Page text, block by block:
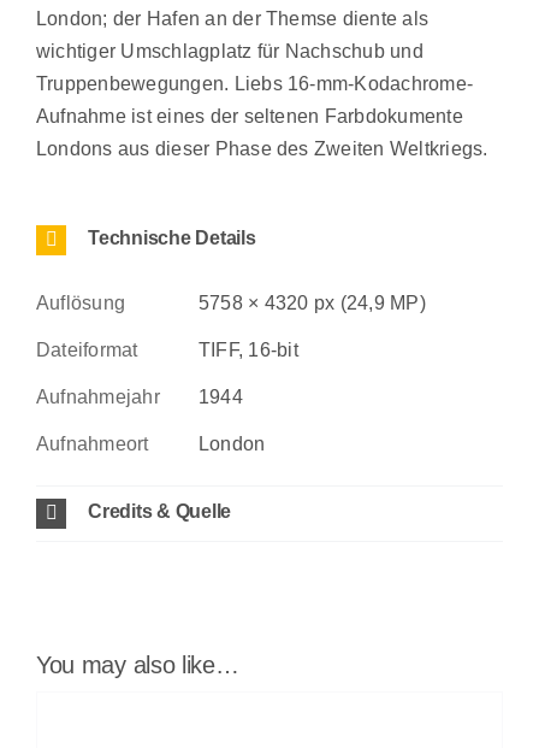
London; der Hafen an der Themse diente als
wichtiger Umschlagplatz für Nachschub und
Truppenbewegungen. Liebs 16-mm-Kodachrome-
Aufnahme ist eines der seltenen Farbdokumente
Londons aus dieser Phase des Zweiten Weltkriegs.
Technische Details
Auflösung 5758 × 4320 px (24,9 MP)
Dateiformat TIFF, 16-bit
Aufnahmejahr 1944
Aufnahmeort London
Credits & Quelle
You may also like…